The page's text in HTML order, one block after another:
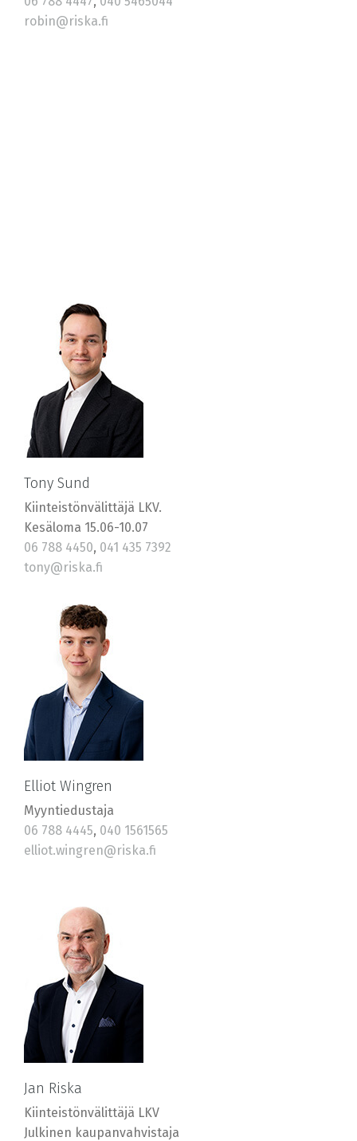
robin@riska.fi
Tony Sund
Kiinteistönvälittäjä LKV.
Kesäloma 15.06-10.07
06 788 4450, 041 435 7392
tony@riska.fi
Elliot Wingren
Myyntiedustaja
06 788 4445, 040 1561565
elliot.wingren@riska.fi
Jan Riska
Kiinteistönvälittäjä LKV
Julkinen kaupanvahvistaja